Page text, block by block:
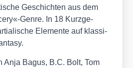
Geschich­ten aus dem
Genre. In 18 Kurz­ge­
Ele­men­te auf klas­si­
Anja Bagus, B.C. Bolt, Tom